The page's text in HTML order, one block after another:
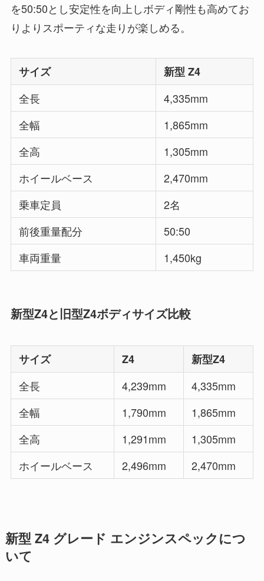
を50:50とし安定性を向上しボディ剛性も高めてお
りよりスポーティな走りが楽しめる。
サイズ
新型 Z4
全長
4,335mm
全幅
1,865mm
全高
1,305mm
ホイールベース
2,470mm
乗車定員
2名
前後重量配分
50:50
車両重量
1,450kg
新型Z4と旧型Z4ボディサイズ比較
サイズ Z4
新型Z4
全長
4,239mm
4,335mm
全幅
1,790mm
1,865mm
全高
1,291mm
1,305mm
ホイールベース
2,496mm 2,470mm
新型 Z4 グレード エンジンスペックにつ
いて